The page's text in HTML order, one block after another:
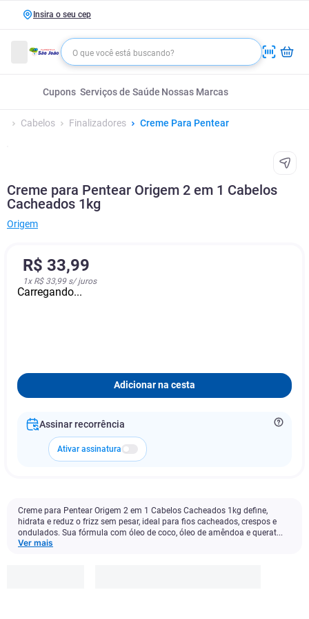
Insira o seu cep
Cupons Serviços de Saúde Nossas Marcas
Cabelos Finalizadores Creme Para Pentear
Creme para Pentear Origem 2 em 1 Cabelos
Cacheados 1kg
Origem
R$ 33,99
1x R$ 33,99s/ juros
Carregando...
Adicionar na cesta
Assinar recorrência
Ativar assinatura
Creme para Pentear Origem 2 em 1 Cabelos Cacheados 1kg define,
hidrata e reduz o frizz sem pesar, ideal para fios cacheados, crespos e
ondulados. Sua fórmula com óleo de coco, óleo de amêndoa e querat...
Ver mais